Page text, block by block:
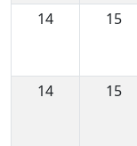
14
15
14
15